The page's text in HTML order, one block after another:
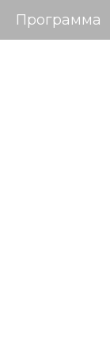
Программа